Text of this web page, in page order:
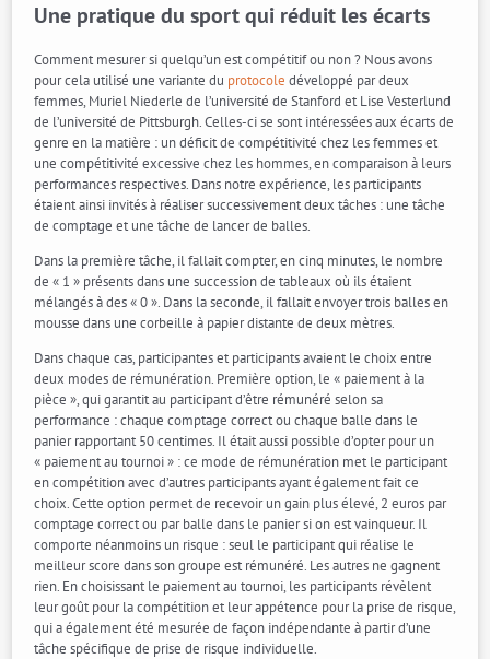
Une pratique du sport qui réduit les écarts
Comment mesurer si quelqu’un est compétitif ou non ? Nous avons
pour cela utilisé une variante du protocole développé par deux
femmes, Muriel Niederle de l’université de Stanford et Lise Vesterlund
de l’université de Pittsburgh. Celles-ci se sont intéressées aux écarts de
genre en la matière : un déficit de compétitivité chez les femmes et
une compétitivité excessive chez les hommes, en comparaison à leurs
performances respectives. Dans notre expérience, les participants
étaient ainsi invités à réaliser successivement deux tâches : une tâche
de comptage et une tâche de lancer de balles.
Dans la première tâche, il fallait compter, en cinq minutes, le nombre
de « 1 » présents dans une succession de tableaux où ils étaient
mélangés à des « 0 ». Dans la seconde, il fallait envoyer trois balles en
mousse dans une corbeille à papier distante de deux mètres.
Dans chaque cas, participantes et participants avaient le choix entre
deux modes de rémunération. Première option, le « paiement à la
pièce », qui garantit au participant d’être rémunéré selon sa
performance : chaque comptage correct ou chaque balle dans le
panier rapportant 50 centimes. Il était aussi possible d’opter pour un
« paiement au tournoi » : ce mode de rémunération met le participant
en compétition avec d’autres participants ayant également fait ce
choix. Cette option permet de recevoir un gain plus élevé, 2 euros par
comptage correct ou par balle dans le panier si on est vainqueur. Il
comporte néanmoins un risque : seul le participant qui réalise le
meilleur score dans son groupe est rémunéré. Les autres ne gagnent
rien. En choisissant le paiement au tournoi, les participants révèlent
leur goût pour la compétition et leur appétence pour la prise de risque,
qui a également été mesurée de façon indépendante à partir d’une
tâche spécifique de prise de risque individuelle.